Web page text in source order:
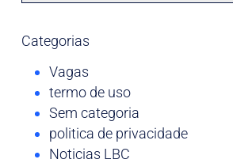
Categorias
Vagas
termo de uso
Sem categoria
politica de privacidade
Noticias LBC